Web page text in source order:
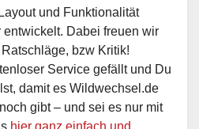
und Funktionalität
Dabei freuen wir
bzw Kritik!
Service gefällt und Du
damit es Wildwechsel.de
gibt – und sei es nur mit
hier ganz einfach und